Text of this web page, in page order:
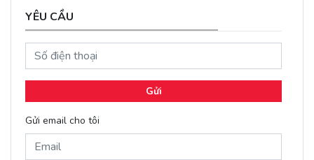
YÊU CẦU
Gửi
Gửi email cho tôi